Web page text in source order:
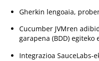
Gherkin lengoaia,
Cucumber JVMren
garapena (BDD) egiteko
Integrazioa SauceLabs-